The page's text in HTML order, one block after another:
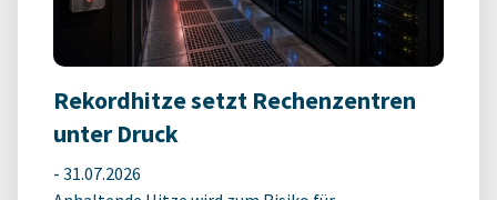
Rekordhitze setzt Rechenzentren
unter Druck
- 31.07.2026